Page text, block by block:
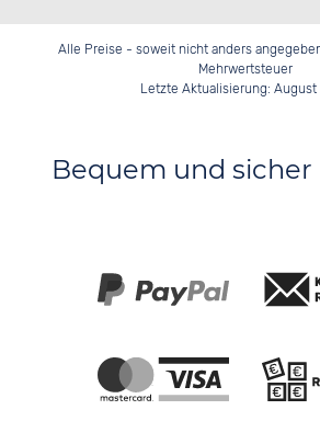
Alle Preise - soweit nicht anders
Mehrwertsteuer
Letzte Aktualisierung: August
Bequem und sicher